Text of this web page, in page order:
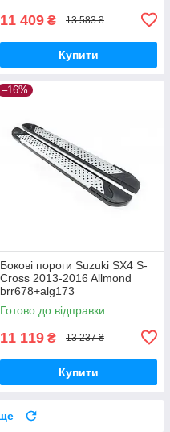
11 409 ₴ 13 583 ₴
Купити
–16%
Бокові пороги Suzuki SX4 S-
Cross 2013-2016 Allmond
brr678+alg173
Готово до відправки
11 119 ₴ 13 237 ₴
Купити